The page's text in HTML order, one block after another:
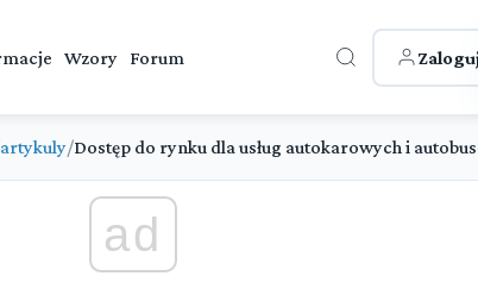
Wzory Forum
artykuly/Dostęp do rynku dla usług autokarowych i
ad